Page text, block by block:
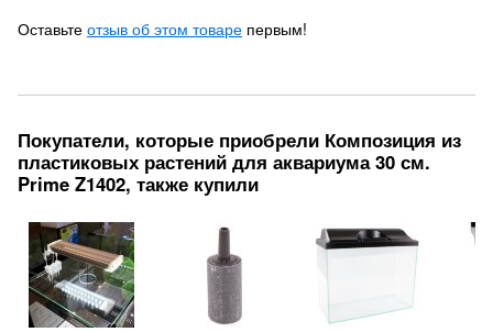
Оставьте отзыв об этом товаре первым!
Покупатели, которые приобрели Композиция из
пластиковых растений для аквариума 30 см.
Prime Z1402, также купили